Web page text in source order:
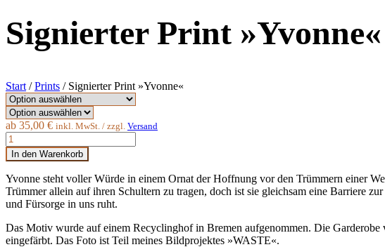
Signierter Print »Yvonne«
Start /Prints / Signierter Print »Yvonne«
ab 35,00 € inkl. MwSt. / zzgl. Versand
In den Warenkorb
Yvonne steht voller Würde in einem Ornat der Hoffnung vor den Trümmern einer
Trümmer allein auf ihren Schultern zu tragen, doch ist sie gleichsam eine Barriere
und Fürsorge in uns ruht.
Das Motiv wurde auf einem Recyclinghof in Bremen aufgenommen. Die
eingefärbt. Das Foto ist Teil meines Bildprojektes »WASTE«.